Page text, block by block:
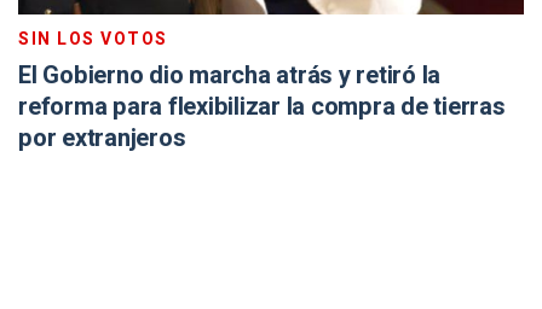
SIN LOS VOTOS
El Gobierno dio marcha atrás y retiró la
reforma para flexibilizar la compra de tierras
por extranjeros